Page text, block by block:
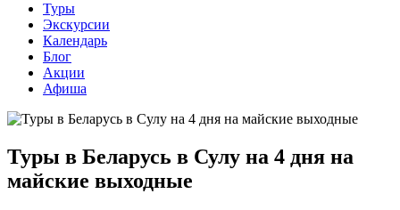
Туры
Экскурсии
Календарь
Блог
Акции
Афиша
Туры в Беларусь в Сулу на 4 дня на
майские выходные